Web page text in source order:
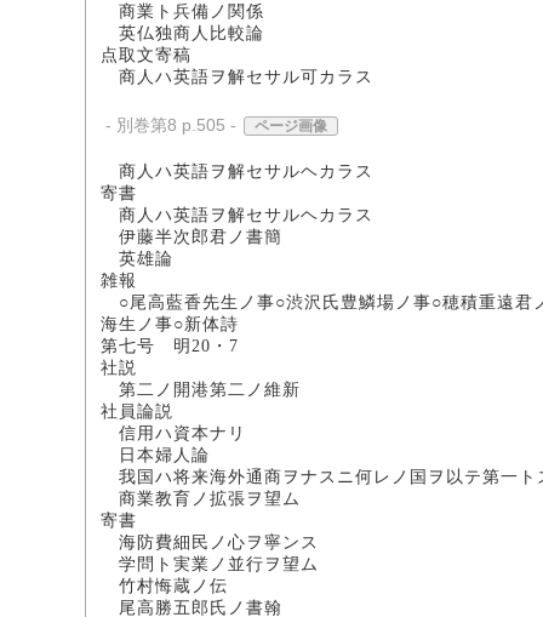
商業ト兵備ノ
英仏独商人比
点取文寄稿
商人ハ英語ヲ解セサ
- 別巻第8 p.505 - ページ画像
商人ハ英語ヲ解セサ
寄書
商人ハ英語ヲ解セサ
伊藤半次郎君ノ書簡
英雄論
雑報
○尾高藍香先生ノ事○渋沢氏豊鱗場ノ事○穂積重遠君
海生ノ事○新体詩
第七号 明20・7
社説
第二ノ開港第二ノ維新
社員論説
信用ハ資本ナ
日本婦人論
我国ハ将来海外通商ヲナスニ何レノ国
商業教育ノ拡張ヲ
寄書
海防費細民ノ心ヲ
学問ト実業ノ並行
竹村悔蔵ノ
尾高勝五郎氏ノ書翰